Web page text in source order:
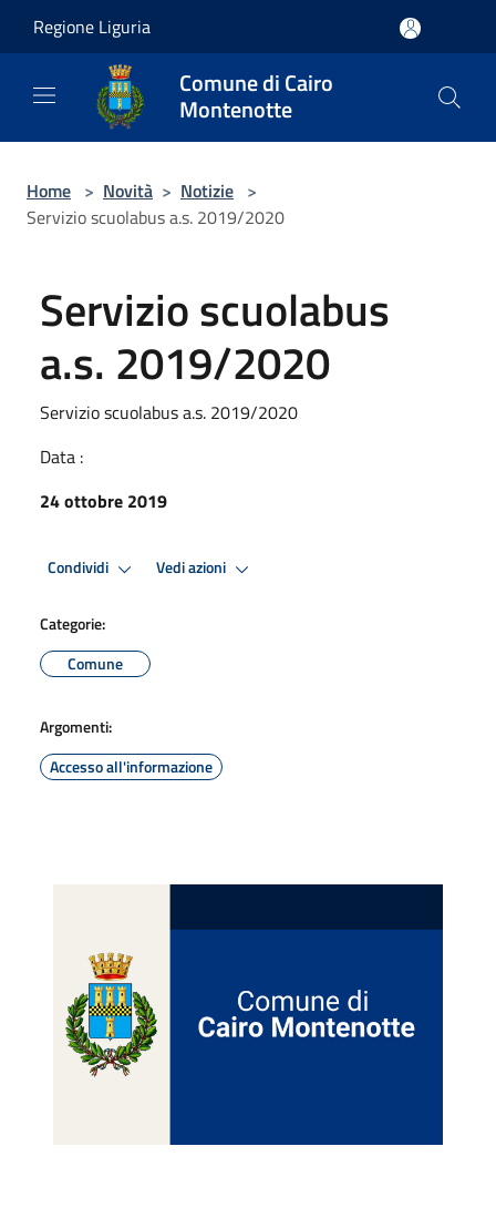
Regione Liguria
Comune di Cairo
Montenotte
Home > Novità > Notizie >
Servizio scuolabus a.s. 2019/2020
Servizio scuolabus
a.s. 2019/2020
Servizio scuolabus a.s. 2019/2020
Data :
24 ottobre 2019
Condividi Vedi azioni
Categorie:
Comune
Argomenti:
Accesso all'informazione